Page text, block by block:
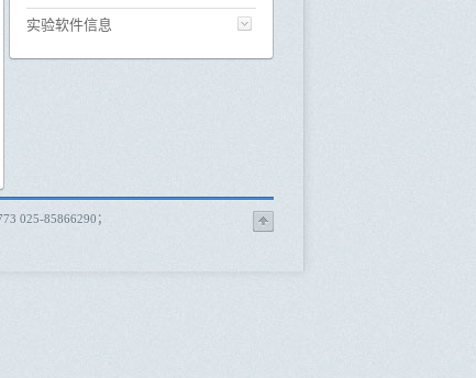
实验软件信息
025-85866290；